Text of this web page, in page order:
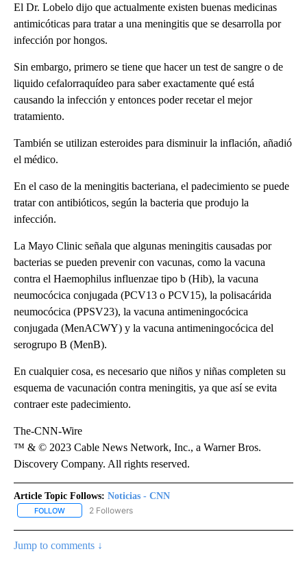
El Dr. Lobelo dijo que actualmente existen buenas medicinas
antimicóticas para tratar a una meningitis que se desarrolla por
infección por hongos.
Sin embargo, primero se tiene que hacer un test de sangre o de
liquido cefalorraquídeo para saber exactamente qué está
causando la infección y entonces poder recetar el mejor
tratamiento.
También se utilizan esteroides para disminuir la inflación, añadió
el médico.
En el caso de la meningitis bacteriana, el padecimiento se puede
tratar con antibióticos, según la bacteria que produjo la
infección.
La Mayo Clinic señala que algunas meningitis causadas por
bacterias se pueden prevenir con vacunas, como la vacuna
contra el Haemophilus influenzae tipo b (Hib), la vacuna
neumocócica conjugada (PCV13 o PCV15), la polisacárida
neumocócica (PPSV23), la vacuna antimeningocócica
conjugada (MenACWY) y la vacuna antimeningocócica del
serogrupo B (MenB).
En cualquier cosa, es necesario que niños y niñas completen su
esquema de vacunación contra meningitis, ya que así se evita
contraer este padecimiento.
The-CNN-Wire
™ & © 2023 Cable News Network, Inc., a Warner Bros.
Discovery Company. All rights reserved.
Article Topic Follows: Noticias - CNN
FOLLOW FOLLOW "NOTICIAS - CNN" TO RECEIVE NOTIFICATIONS ABOUT
2 Followers
Jump to comments ↓